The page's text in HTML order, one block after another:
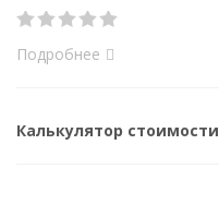
Подробнее
Калькулятор стоимости